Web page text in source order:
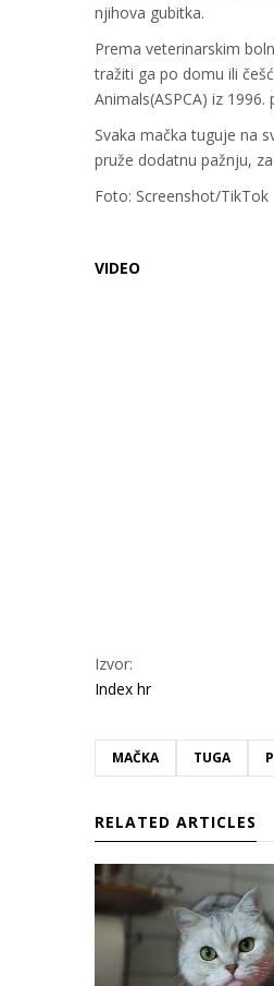
njihova gubitka.
Prema veterinarskim
tražiti ga po domu ili
Animals(ASPCA) iz
Svaka mačka tuguje na
pruže dodatnu pažnju,
Foto: Screenshot/TikTok
VIDEO
Izvor:
Index hr
MAČKA TUGA
RELATED ARTICLES